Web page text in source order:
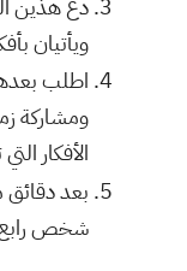
ويأتيان
اطلب
ومشاركة
الأفكار
بعد
شخص رابع